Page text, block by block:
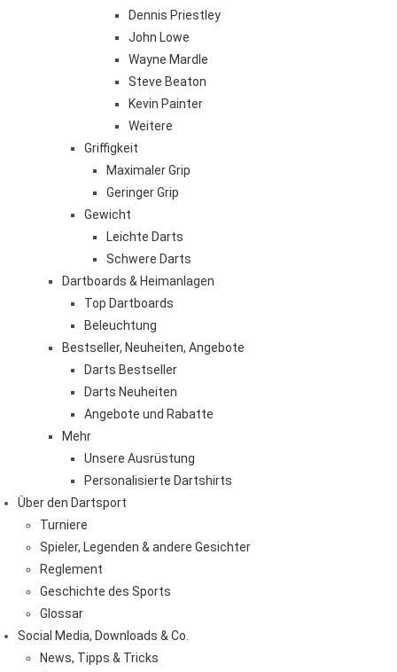
Dennis Priestley
John Lowe
Wayne Mardle
Steve Beaton
Kevin Painter
Weitere
Griffigkeit
Maximaler Grip
Geringer Grip
Gewicht
Leichte Darts
Schwere Darts
Dartboards & Heimanlagen
Top Dartboards
Beleuchtung
Bestseller, Neuheiten, Angebote
Darts Bestseller
Darts Neuheiten
Angebote und Rabatte
Mehr
Unsere Ausrüstung
Personalisierte Dartshirts
Über den Dartsport
Turniere
Spieler, Legenden & andere Gesichter
Reglement
Geschichte des Sports
Glossar
Social Media, Downloads & Co.
News, Tipps & Tricks